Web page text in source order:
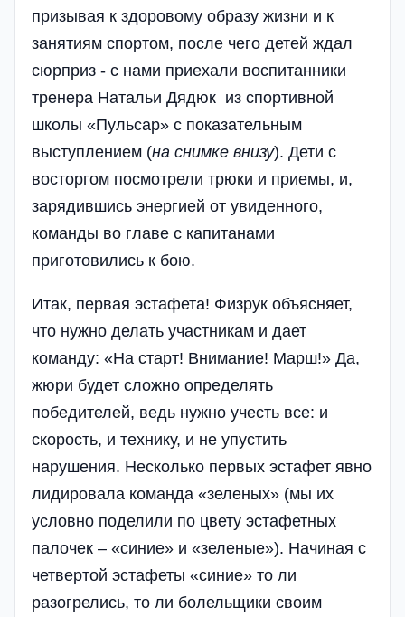
призывая к здоровому образу жизни и к
занятиям спортом, после чего детей ждал
сюрприз - с нами приехали воспитанники
тренера Натальи Дядюк из спортивной
школы «Пульсар» с показательным
выступлением (на снимке внизу). Дети с
восторгом посмотрели трюки и приемы, и,
зарядившись энергией от увиденного,
команды во главе с капитанами
приготовились к бою.
Итак, первая эстафета! Физрук объясняет,
что нужно делать участникам и дает
команду: «На старт! Внимание! Марш!» Да,
жюри будет сложно определять
победителей, ведь нужно учесть все: и
скорость, и технику, и не упустить
нарушения. Несколько первых эстафет явно
лидировала команда «зеленых» (мы их
условно поделили по цвету эстафетных
палочек – «синие» и «зеленые»). Начиная с
четвертой эстафеты «синие» то ли
разогрелись, то ли болельщики своим